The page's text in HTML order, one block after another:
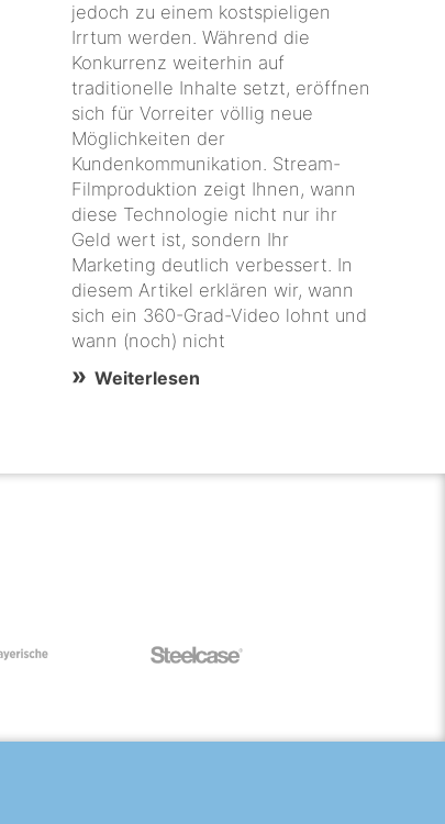
jedoch zu einem kostspieligen
Irrtum werden. Während die
Konkurrenz weiterhin auf
traditionelle Inhalte setzt, eröffnen
sich für Vorreiter völlig neue
Möglichkeiten der
Kundenkommunikation. Stream-
Filmproduktion zeigt Ihnen, wann
diese Technologie nicht nur ihr
Geld wert ist, sondern Ihr
Marketing deutlich verbessert. In
diesem Artikel erklären wir, wann
sich ein 360-Grad-Video lohnt und
wann (noch) nicht
Weiterlesen